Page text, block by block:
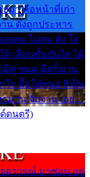
มา คือหน้าที่เก่า
น ดั่งถูกประหาร
ยลม ไม่สม ดัง ใจ
ด้ เลื่อนขั้นบันได ได้
ามีคู่ ซมดู มีคู่ก็ม่วน
ใจ มื้อใด๋หนอ สิเป็น
รมาน จับจาน เอย…
ด์ดนตรี)
จอาวรณ์ มาซ่อน อยู่